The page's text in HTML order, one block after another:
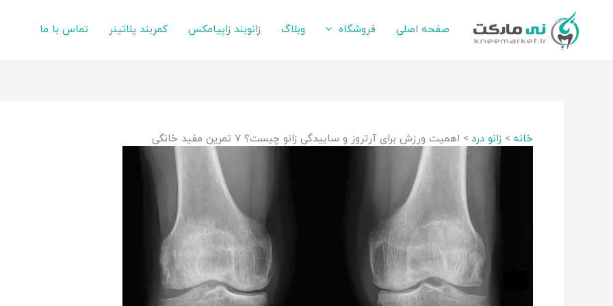
صفحه اصلی فروشگاه وبلاگ زانوبند زاپیامکس کمربند پلاتینر تماس با ما
خانه زانو درد اهمیت ورزش برای آرتروز و ساییدگی زانو چیست؟ ۷ تمرین مفید خانگی